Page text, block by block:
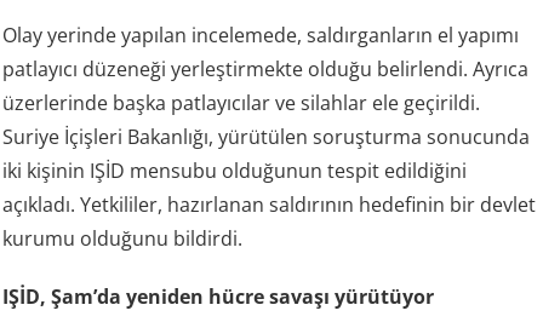
Olay yerinde yapılan incelemede, saldırganların el yapımı
patlayıcı düzeneği yerleştirmekte olduğu belirlendi. Ayrıca
üzerlerinde başka patlayıcılar ve silahlar ele geçirildi.
Suriye İçişleri Bakanlığı, yürütülen soruşturma sonucunda
iki kişinin IŞİD mensubu olduğunun tespit edildiğini
açıkladı. Yetkililer, hazırlanan saldırının hedefinin bir devlet
kurumu olduğunu bildirdi.
IŞİD, Şam’da yeniden hücre savaşı yürütüyor